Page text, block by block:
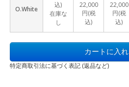
O.White
込)
在庫な
し
22,000
円(税
込)
22,000
円(税
込)
特定商取引法に基づく表記 (返品など)